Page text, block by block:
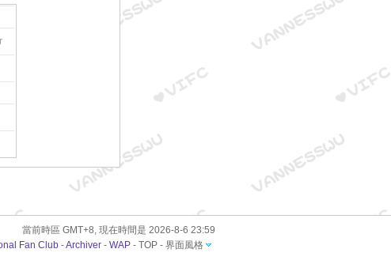
當前時區 GMT+8, 現在時間是 2026-8-6 23:59
Fan Club -Archiver - WAP - TOP - 界面風格